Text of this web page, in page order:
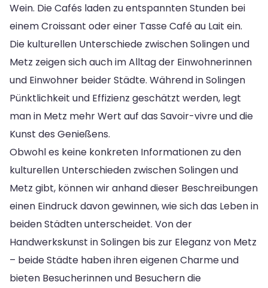
Wein. Die Cafés laden zu entspannten Stunden bei
einem Croissant oder einer Tasse Café au Lait ein.
Die kulturellen Unterschiede zwischen Solingen und
Metz zeigen sich auch im Alltag der Einwohnerinnen
und Einwohner beider Städte. Während in Solingen
Pünktlichkeit und Effizienz geschätzt werden, legt
man in Metz mehr Wert auf das Savoir-vivre und die
Kunst des Genießens.
Obwohl es keine konkreten Informationen zu den
kulturellen Unterschieden zwischen Solingen und
Metz gibt, können wir anhand dieser Beschreibungen
einen Eindruck davon gewinnen, wie sich das Leben in
beiden Städten unterscheidet. Von der
Handwerkskunst in Solingen bis zur Eleganz von Metz
– beide Städte haben ihren eigenen Charme und
bieten Besucherinnen und Besuchern die